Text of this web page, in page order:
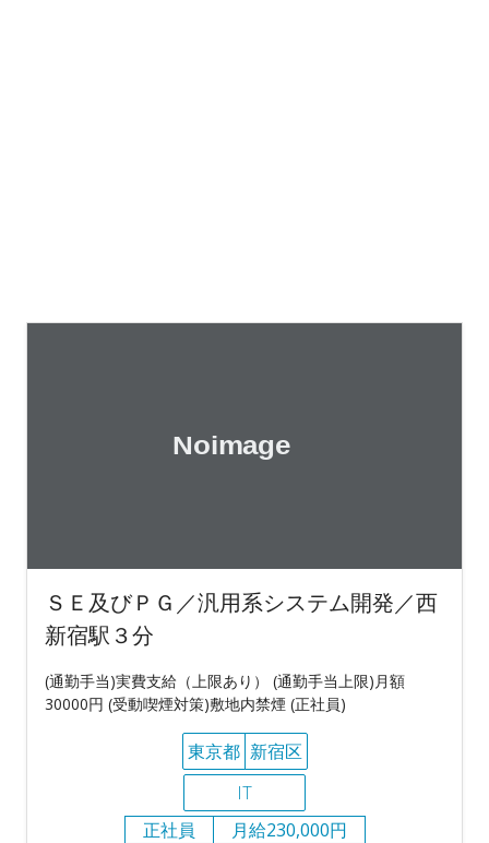
ＳＥ及びＰＧ／汎用系システム開発／西
新宿駅３分
(通勤手当)実費支給（上限あり） (通勤手当上限)月額
30000円 (受動喫煙対策)敷地内禁煙 (正社員)
東京都 新宿区
IT
正社員
月給230,000円